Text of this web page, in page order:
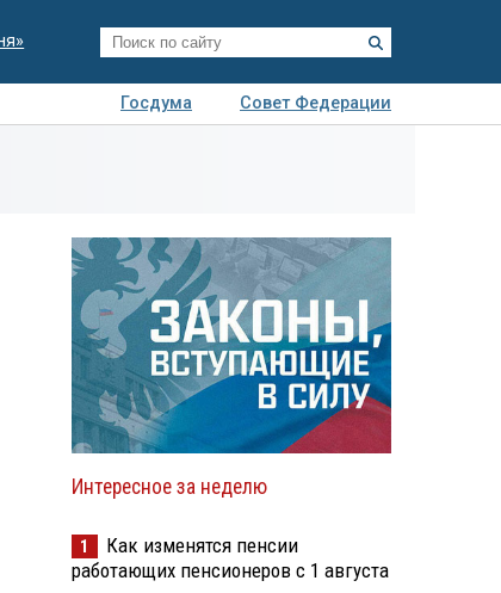
Госдума
Совет Федерации
Интересное за неделю
1
Как изменятся пенсии
работающих пенсионеров с 1 августа